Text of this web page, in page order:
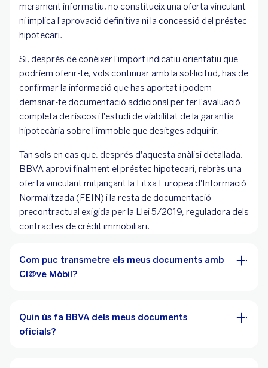
merament informatiu, no constitueix una oferta vinculant
ni implica l'aprovació definitiva ni la concessió del préstec
hipotecari.
Si, després de conèixer l'import indicatiu orientatiu que
podríem oferir-te, vols continuar amb la sol·licitud, has de
confirmar la informació que has aportat i podem
demanar-te documentació addicional per fer l'avaluació
completa de riscos i l'estudi de viabilitat de la garantia
hipotecària sobre l'immoble que desitges adquirir.
Tan sols en cas que, després d'aquesta anàlisi detallada,
BBVA aprovi finalment el préstec hipotecari, rebràs una
oferta vinculant mitjançant la Fitxa Europea d'Informació
Normalitzada (FEIN) i la resta de documentació
precontractual exigida per la Llei 5/2019, reguladora dels
contractes de crèdit immobiliari.
Com puc transmetre els meus documents amb
Cl@ve Mòbil?
Quin ús fa BBVA dels meus documents
oficials?